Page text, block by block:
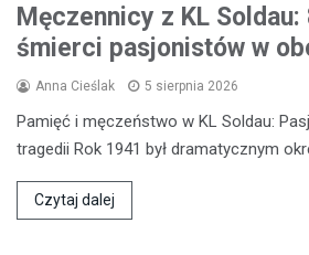
Męczennicy z KL
śmierci pasjonistów w
Anna Cieślak 5 sierpnia 2026
Pamięć i męczeństwo w KL Soldau:
tragedii Rok 1941 był dramatycznym
Czytaj dalej